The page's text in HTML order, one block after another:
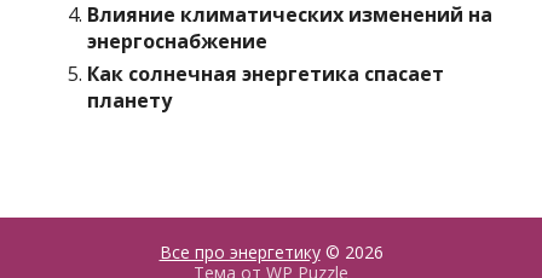
Влияние климатических изменений на
энергоснабжение
Как солнечная энергетика спасает
планету
Все про энергетику© 2026
Тема от WP Puzzle